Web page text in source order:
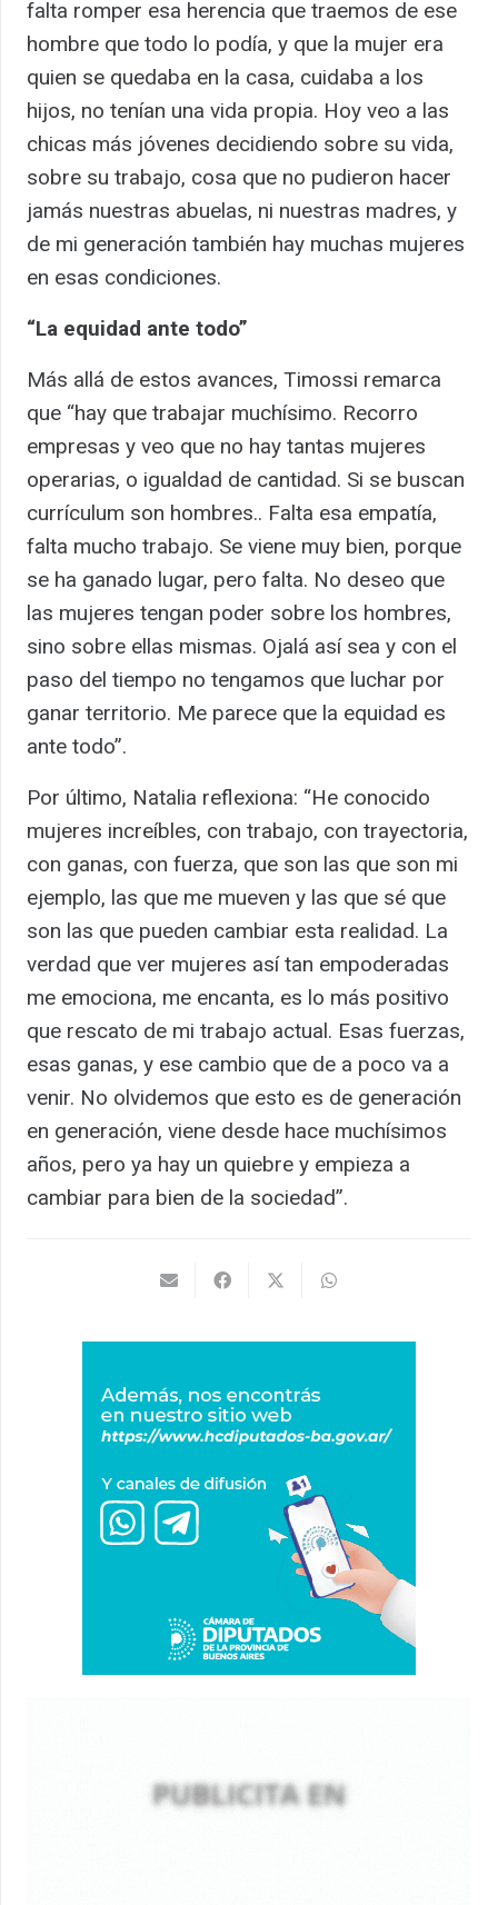
falta romper esa herencia que traemos de ese
hombre que todo lo podía, y que la mujer era
quien se quedaba en la casa, cuidaba a los
hijos, no tenían una vida propia. Hoy veo a las
chicas más jóvenes decidiendo sobre su vida,
sobre su trabajo, cosa que no pudieron hacer
jamás nuestras abuelas, ni nuestras madres, y
de mi generación también hay muchas mujeres
en esas condiciones.
“La equidad ante todo”
Más allá de estos avances, Timossi remarca
que “hay que trabajar muchísimo. Recorro
empresas y veo que no hay tantas mujeres
operarias, o igualdad de cantidad. Si se buscan
currículum son hombres.. Falta esa empatía,
falta mucho trabajo. Se viene muy bien, porque
se ha ganado lugar, pero falta. No deseo que
las mujeres tengan poder sobre los hombres,
sino sobre ellas mismas. Ojalá así sea y con el
paso del tiempo no tengamos que luchar por
ganar territorio. Me parece que la equidad es
ante todo”.
Por último, Natalia reflexiona: “He conocido
mujeres increíbles, con trabajo, con trayectoria,
con ganas, con fuerza, que son las que son mi
ejemplo, las que me mueven y las que sé que
son las que pueden cambiar esta realidad. La
verdad que ver mujeres así tan empoderadas
me emociona, me encanta, es lo más positivo
que rescato de mi trabajo actual. Esas fuerzas,
esas ganas, y ese cambio que de a poco va a
venir. No olvidemos que esto es de generación
en generación, viene desde hace muchísimos
años, pero ya hay un quiebre y empieza a
cambiar para bien de la sociedad”.